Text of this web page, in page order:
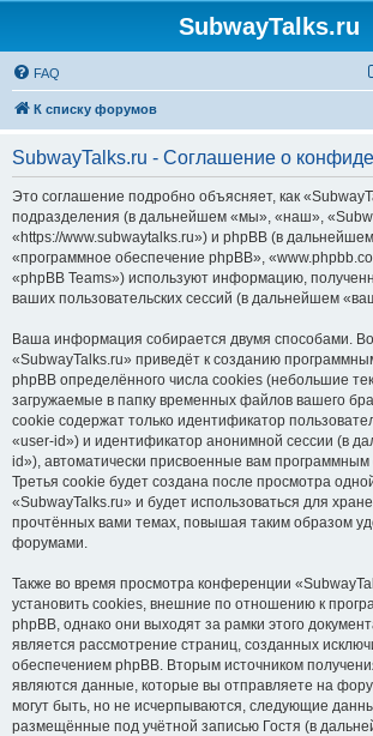
SubwayTalks.ru
FAQ
К списку форумов
SubwayTalks.ru - Соглашение о
Это соглашение подробно объясняет, как
подразделения (в дальнейшем «мы», «наш»,
«https://www.subwaytalks.ru») и phpBB (в
«программное обеспечение phpBB»,
«phpBB Teams») используют информацию,
ваших пользовательских сессий (в дальнейшем
Ваша информация собирается двумя способами.
«SubwayTalks.ru» приведёт к созданию
phpBB определённого числа cookies (небольшие
загружаемые в папку временных файлов вашего
cookie содержат только идентификатор
«user-id») и идентификатор анонимной сессии (в
id»), автоматически присвоенные вам
Третья cookie будет создана после просмотра
«SubwayTalks.ru» и будет использоваться для
прочтённых вами темах, повышая таким образом
форумами.
Также во время просмотра конференции
установить cookies, внешние по отношению к
phpBB, однако они выходят за рамки этого
является рассмотрение страниц, созданных
обеспечением phpBB. Вторым источником
являются данные, которые вы отправляете на
могут быть, но не исчерпываются, следующие
размещённые под учётной записью Гостя (в